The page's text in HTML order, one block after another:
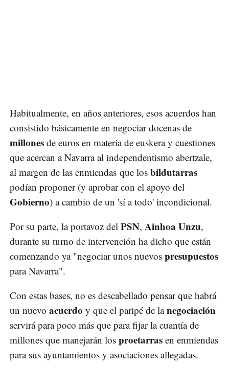
Habitualmente, en años anteriores, esos acuerdos han
consistido básicamente en negociar docenas de
millones de euros en materia de euskera y cuestiones
que acercan a Navarra al independentismo abertzale,
al margen de las enmiendas que los bildutarras
podían proponer (y aprobar con el apoyo del
Gobierno) a cambio de un 'sí a todo' incondicional.
Por su parte, la portavoz del PSN, Ainhoa Unzu,
durante su turno de intervención ha dicho que están
comenzando ya "negociar unos nuevos presupuestos
para Navarra".
Con estas bases, no es descabellado pensar que habrá
un nuevo acuerdo y que el paripé de lanegociación
servirá para poco más que para fijar la cuantía de
millones que manejarán los proetarras en enmiendas
para sus ayuntamientos y asociaciones allegadas.